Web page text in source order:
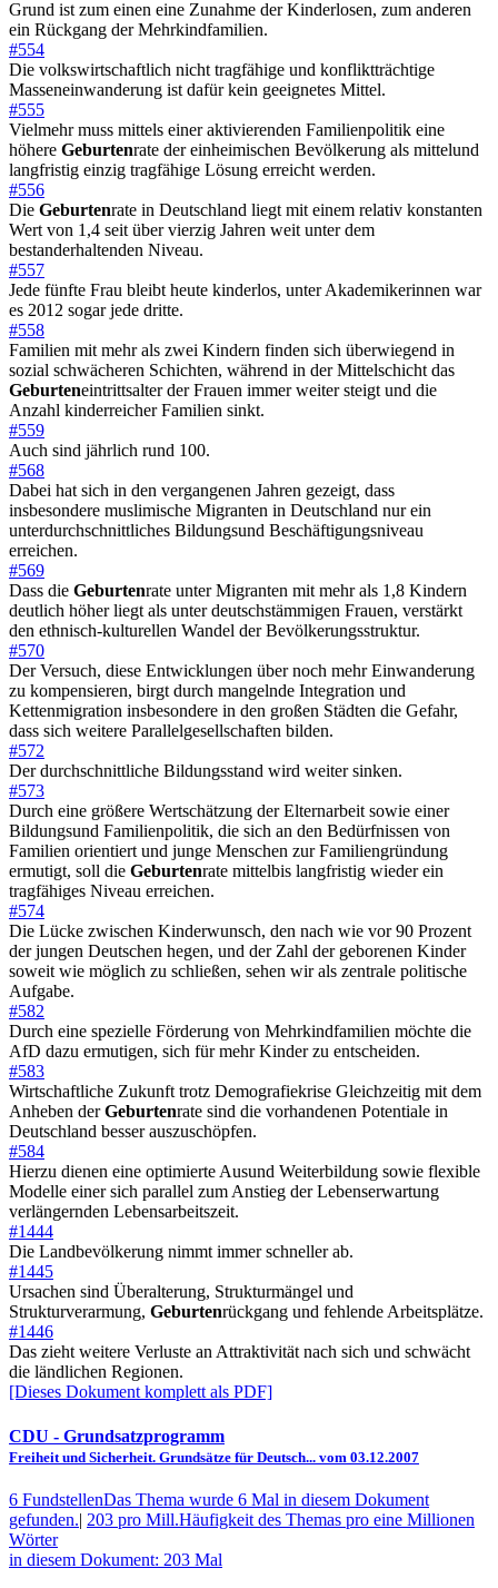
Grund ist zum einen eine Zunahme der Kinderlosen, zum anderen
ein Rückgang der Mehrkindfamilien.
#554
Die volkswirtschaftlich nicht tragfähige und konfliktträchtige
Masseneinwanderung ist dafür kein geeignetes Mittel.
#555
Vielmehr muss mittels einer aktivierenden Familienpolitik eine
höhere Geburtenrate der einheimischen Bevölkerung als mittelund
langfristig einzig tragfähige Lösung erreicht werden.
#556
Die Geburtenrate in Deutschland liegt mit einem relativ konstanten
Wert von 1,4 seit über vierzig Jahren weit unter dem
bestanderhaltenden Niveau.
#557
Jede fünfte Frau bleibt heute kinderlos, unter Akademikerinnen war
es 2012 sogar jede dritte.
#558
Familien mit mehr als zwei Kindern finden sich überwiegend in
sozial schwächeren Schichten, während in der Mittelschicht das
Geburteneintrittsalter der Frauen immer weiter steigt und die
Anzahl kinderreicher Familien sinkt.
#559
Auch sind jährlich rund 100.
#568
Dabei hat sich in den vergangenen Jahren gezeigt, dass
insbesondere muslimische Migranten in Deutschland nur ein
unterdurchschnittliches Bildungsund Beschäftigungsniveau
erreichen.
#569
Dass die Geburtenrate unter Migranten mit mehr als 1,8 Kindern
deutlich höher liegt als unter deutschstämmigen Frauen, verstärkt
den ethnisch-kulturellen Wandel der Bevölkerungsstruktur.
#570
Der Versuch, diese Entwicklungen über noch mehr Einwanderung
zu kompensieren, birgt durch mangelnde Integration und
Kettenmigration insbesondere in den großen Städten die Gefahr,
dass sich weitere Parallelgesellschaften bilden.
#572
Der durchschnittliche Bildungsstand wird weiter sinken.
#573
Durch eine größere Wertschätzung der Elternarbeit sowie einer
Bildungsund Familienpolitik, die sich an den Bedürfnissen von
Familien orientiert und junge Menschen zur Familiengründung
ermutigt, soll die Geburtenrate mittelbis langfristig wieder ein
tragfähiges Niveau erreichen.
#574
Die Lücke zwischen Kinderwunsch, den nach wie vor 90 Prozent
der jungen Deutschen hegen, und der Zahl der geborenen Kinder
soweit wie möglich zu schließen, sehen wir als zentrale politische
Aufgabe.
#582
Durch eine spezielle Förderung von Mehrkindfamilien möchte die
AfD dazu ermutigen, sich für mehr Kinder zu entscheiden.
#583
Wirtschaftliche Zukunft trotz Demografiekrise Gleichzeitig mit dem
Anheben derGeburtenrate sind die vorhandenen Potentiale in
Deutschland besser auszuschöpfen.
#584
Hierzu dienen eine optimierte Ausund Weiterbildung sowie flexible
Modelle einer sich parallel zum Anstieg der Lebenserwartung
verlängernden Lebensarbeitszeit.
#1444
Die Landbevölkerung nimmt immer schneller ab.
#1445
Ursachen sind Überalterung, Strukturmängel und
Strukturverarmung, Geburtenrückgang und fehlende Arbeitsplätze.
#1446
Das zieht weitere Verluste an Attraktivität nach sich und schwächt
die ländlichen Regionen.
[Dieses Dokument komplett als PDF]
CDU - Grundsatzprogramm
Freiheit und Sicherheit. Grundsätze für Deutsch... vom 03.12.2007
6 FundstellenDas Thema wurde 6 Mal in diesem Dokument
gefunden.| 203 pro Mill.Häufigkeit des Themas pro eine Millionen
Wörter
in diesem Dokument: 203 Mal